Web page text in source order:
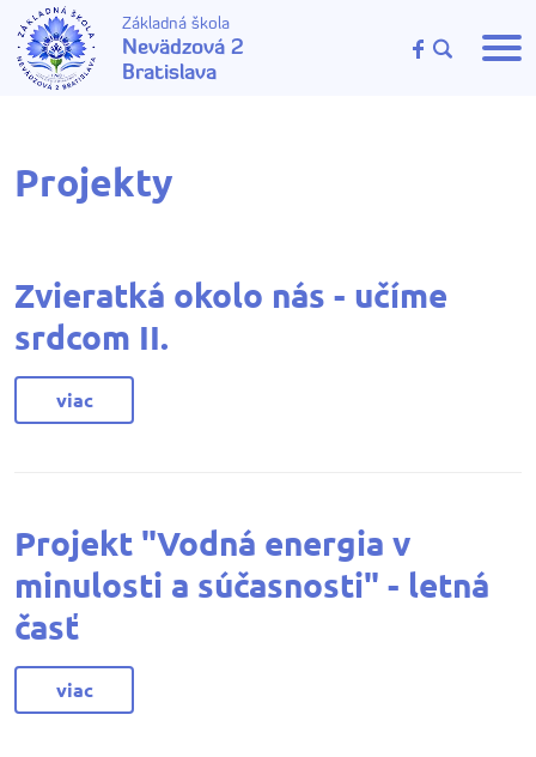
Základná škola
Nevädzová 2
Bratislava
Projekty
Zvieratká okolo nás - učíme
srdcom II.
viac
Projekt "Vodná energia v
minulosti a súčasnosti" - letná
časť
viac